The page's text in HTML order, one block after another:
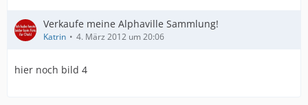
Verkaufe meine Alphaville Sammlung!
Katrin 4. März 2012 um 20:06
hier noch bild 4